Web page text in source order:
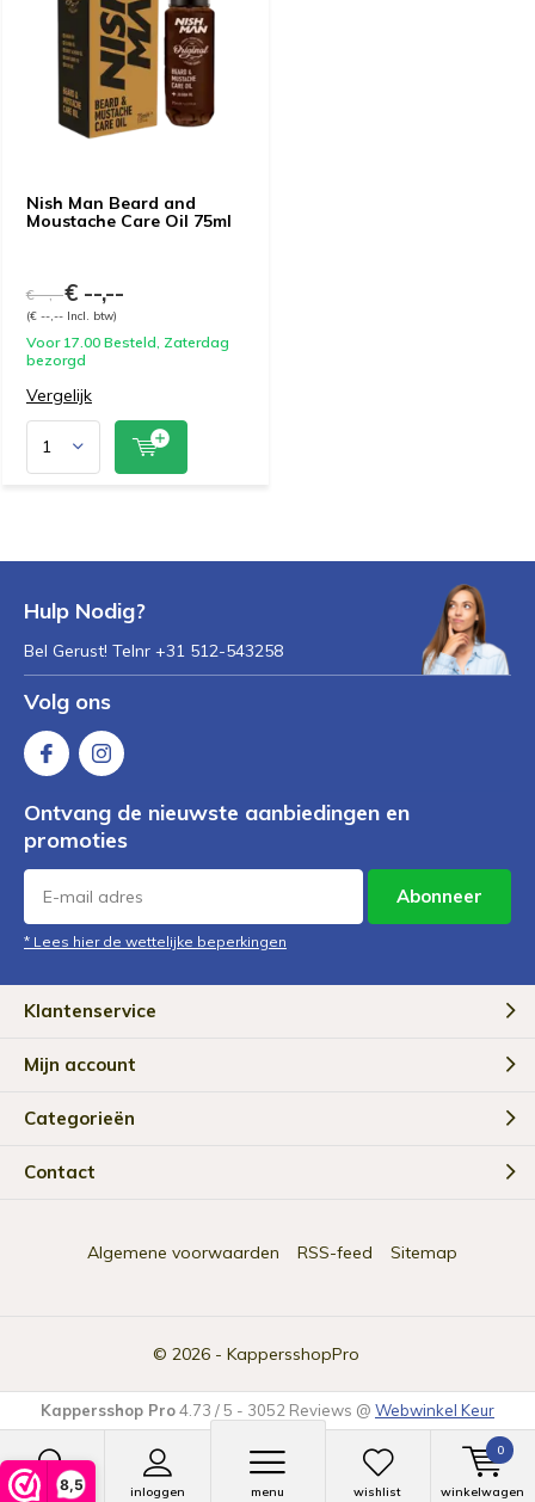
8,5
zoeken inloggen menu wishlist winkelwagen
0
Nish Man Beard and
Moustache Care Oil 75ml
€ --,--€ --,--
(€ --,-- Incl. btw)
Voor 17.00 Besteld, Zaterdag
bezorgd
Vergelijk
Hulp Nodig?
Bel Gerust! Telnr +31 512-543258
Volg ons
Ontvang de nieuwste aanbiedingen en
promoties
Abonneer
* Lees hier de wettelijke beperkingen
Klantenservice
Mijn account
Categorieën
Contact
© 2026 - KappersshopPro
Algemene voorwaarden RSS-feed Sitemap
Kappersshop Pro4.73 /5 - 3052 Reviews @ Webwinkel Keur